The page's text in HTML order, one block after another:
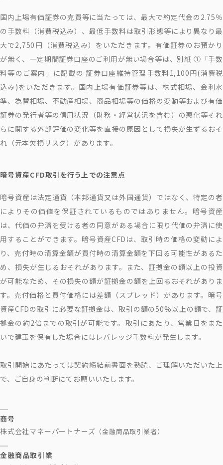
国内上場有価証券の売買等に当たっては、最大で約定代金の2.75％
の手数料（消費税込み）、最低手数料は取引形態等により異なり最
大で2,750円（消費税込み）をいただきます。有価証券のお預かり
が無く、一定期間証券口座のご利用が無い場合等は、別紙 ①「手数
料等のご案内」に記載の 証券口座維持管理手数料1,100円(消費税
込み)をいただきます。国内上場有価証券等は、株式相場、金利水
準、為替相場、不動産相場、商品相場等の価格の変動等および有価
証券の発行者等の信用状況（財務・経営状況を含む）の悪化等それ
らに関する外部評価の変化等を直接の原因として損失が生ずるおそ
れ（元本欠損リスク）があります。
暗号資産CFD取引を行う上での注意点
暗号資産は法定通貨（本邦通貨又は外国通貨）ではなく、特定の者
によりその価値を保証されているものではありません。暗号資産
は、代価の弁済を受ける者の同意がある場合に限り代価の弁済に使
用することができます。暗号資産CFDは、取引時の価格の変動によ
り、売付時の清算金額が買付時の清算金額を下回る可能性があるた
め、損失が生じるおそれがあります。また、証拠金の額以上の投資
が可能なため、その損失の額が証拠金の額を上回るおそれがありま
す。売付価格と買付価格には差額（スプレッド）があります。暗号
資産CFDの取引に必要な証拠金は、取引の額の50%以上の額で、証
拠金の約2倍までの取引が可能です。取引にあたり、営業日をまた
いで建玉を保有した場合にはレバレッジ手数料が発生します。
取引開始にあたっては契約締結前書面を熟読、ご理解いただいた上
で、ご自身の判断にてお願いいたします。
商号
株式会社マネーパートナーズ （金融商品取引業者）
金融商品取引業